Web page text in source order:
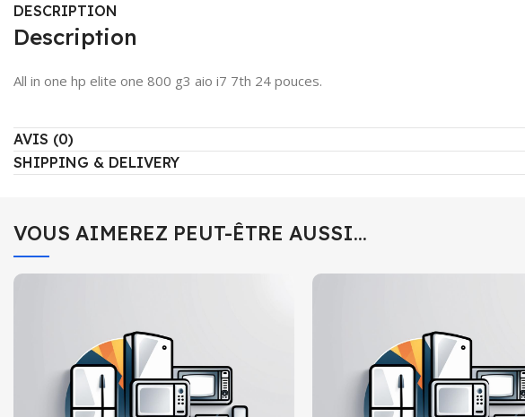
DESCRIPTION
Description
All in one hp elite one 800 g3 aio i7 7th 24 pouces.
AVIS (0)
SHIPPING & DELIVERY
VOUS AIMEREZ PEUT-ÊTRE AUSSI…